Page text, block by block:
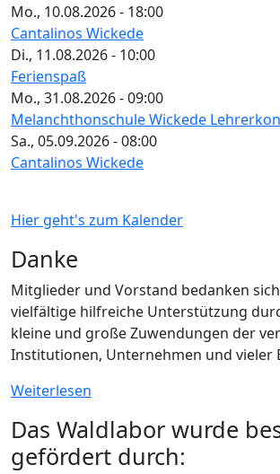
Mo., 10.08.2026 - 18:00
Cantalinos Wickede
Di., 11.08.2026 - 10:00
Ferienspaß
Mo., 31.08.2026 - 09:00
Melanchthonschule Wickede
Sa., 05.09.2026 - 08:00
Cantalinos Wickede
Hier geht's zum Kalender
Danke
Mitglieder und Vorstand bedanken
vielfältige hilfreiche Unterstützung
kleine und große Zuwendungen der
Institutionen, Unternehmen und vieler
Weiterlesen
Das Waldlabor wurde
gefördert durch: